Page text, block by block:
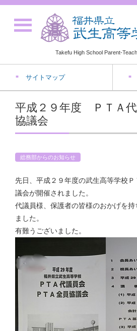
Takefu High School Parent-
サイトマップ
平成２９年度 ＰＴＡ代
協議会
総務部からのお知らせ
先日、平成２９年度の武生高等学校
議会が開催されました。
代議員様、保護者の皆様のおかげを持
ました。
有難うございました。